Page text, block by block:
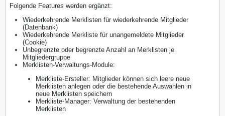
Folgende Features werden ergänzt:
Wiederkehrende Merklisten für wiederkehrende Mitglieder
(Datenbank)
Wiederkehrende Merkliste für unangemeldete Mitglieder
(Cookie)
Unbegrenzte oder begrenzte Anzahl an Merklisten je
Mitgliedergruppe
Merklisten-Verwaltungs-Module:
Merkliste-Ersteller: Mitglieder können sich leere neue
Merklisten anlegen oder die bestehende Auswahlen in
neue Merklisten speichern
Merkliste-Manager: Verwaltung der bestehenden
Merklisten